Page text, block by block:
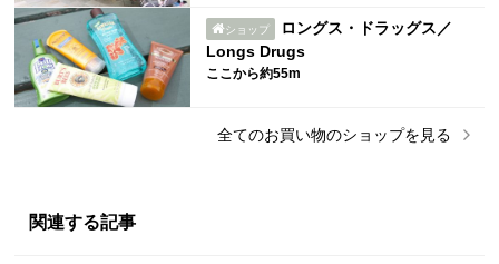
ショップ
ロングス・ドラッグス／
Longs Drugs
ここから約55m
全てのお買い物のショップを見る
関連する記事